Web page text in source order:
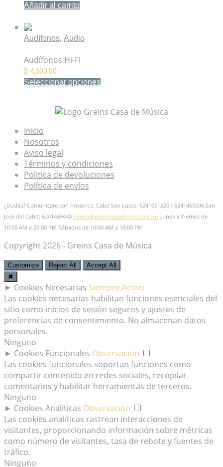
Añadir al carrito
Audífonos, Audio
Audífonos Hi-Fi
$ 4,500.00
Seleccionar opciones
Inicio
Nosotros
Aviso legal
Términos y condiciones
Politica de devoluciones
Política de envíos
¿Dudas? Comunicate con nosotros: Cabo San Lucas: 6241051520 / 6241469596 San
José del Cabo: 6241469440 tienda@greinscasademusica.com Lunes a Viernes de
10:00 AM a 20:00 PM Sábados de 10:00 AM a 18:00 PM
Copyright 2026 - Greins Casa de Música
Customize Reject All
Accept All
✖
► Cookies Necesarias Siempre Activo
Las cookies necesarias habilitan funciones esenciales del
sitio como inicios de sesión seguros y ajustes de
preferencias de consentimiento. No almacenan datos
personales.
Ninguno
► Cookies Funcionales Observación
Las cookies funcionales soportan funciones como
compartir contenido en redes sociales, recopilar
comentarios y habilitar herramientas de terceros.
Ninguno
► Cookies Analíticas Observación
Las cookies analíticas rastrean interacciones de
visitantes, proporcionando información sobre métricas
como número de visitantes, tasa de rebote y fuentes de
tráfico.
Ninguno